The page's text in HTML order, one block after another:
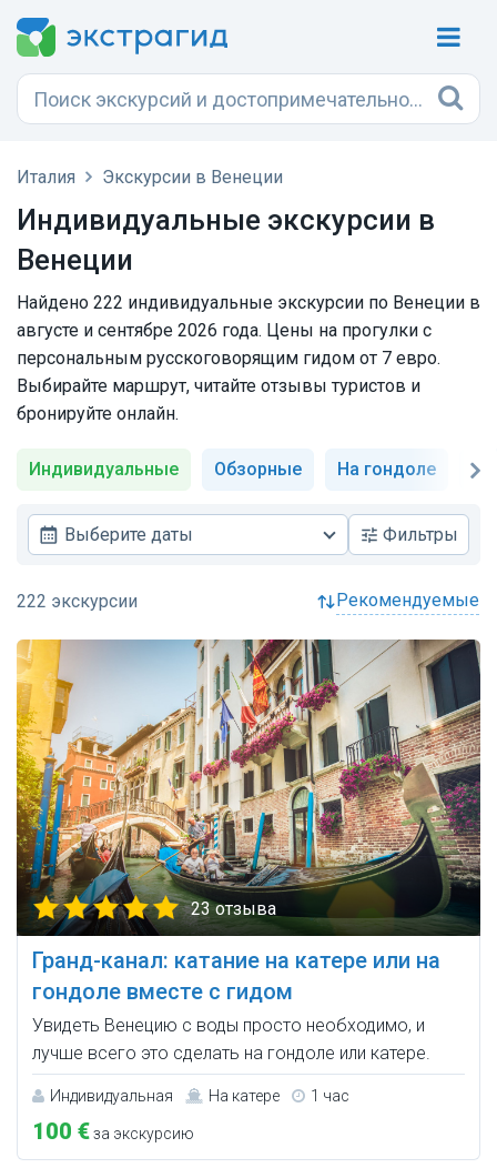
Италия Экскурсии в Венеции
Индивидуальные экскурсии в
Венеции
Найдено 222 индивидуальные экскурсии по Венеции в
августе и сентябре 2026 года. Цены на прогулки с
персональным русскоговорящим гидом от 7 евро.
Выбирайте маршрут, читайте отзывы туристов и
бронируйте онлайн.
Индивидуальные Обзорные На гондоле
Выберите даты Фильтры
рекомендуемые
23 отзыва
Гранд-канал: катание на катере или на
гондоле вместе с гидом
Увидеть Венецию с воды просто необходимо, и
лучше всего это сделать на гондоле или катере.
Индивидуальная На катере 1 час
100 €за экскурсию